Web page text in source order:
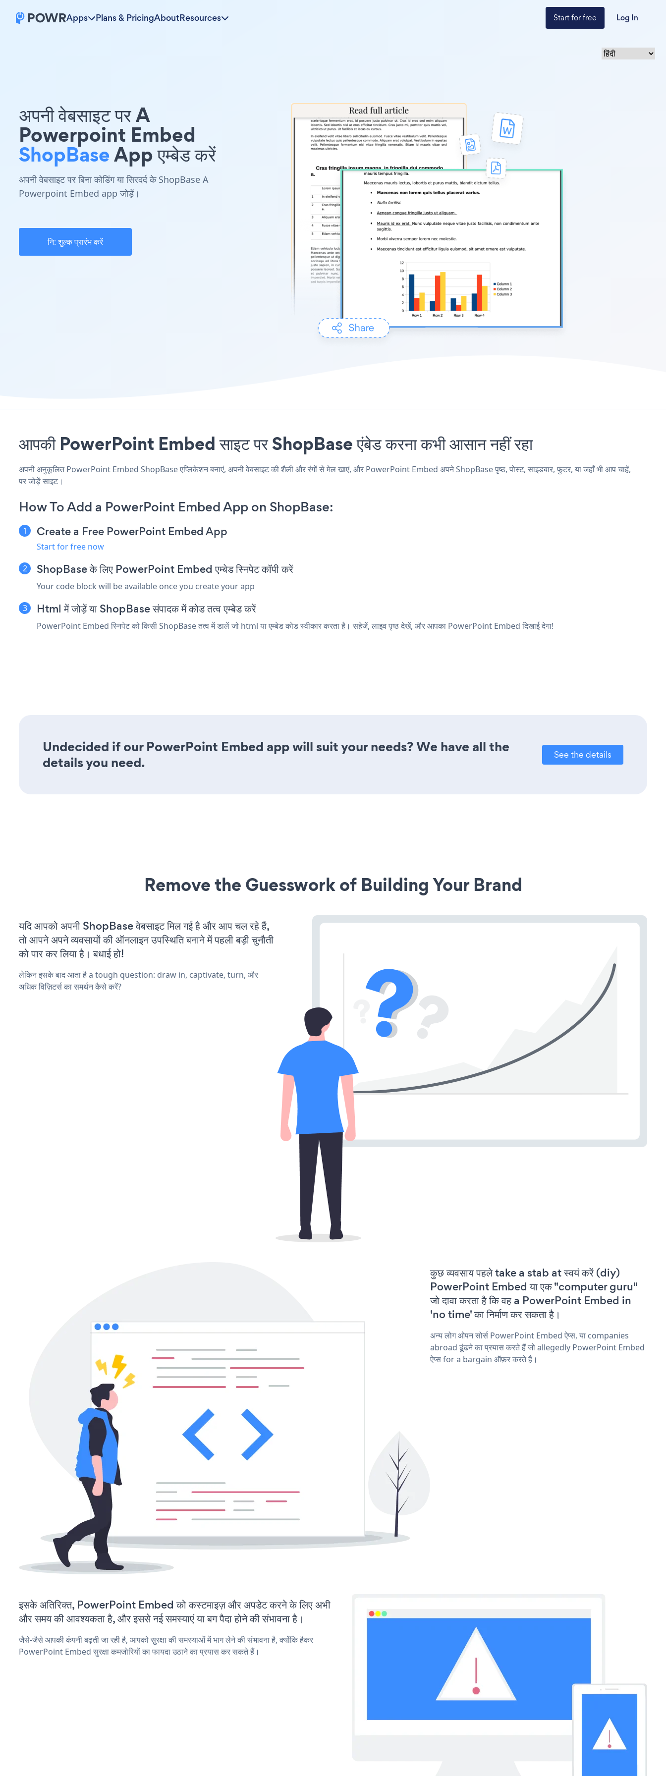
Apps Plans & PricingAboutResources Start for free Log In
अपनी वेबसाइट पर A
Powerpoint Embed
ShopBaseApp एम्बेड करें
अपनी वेबसाइट पर बिना कोडिंग या सिरदर्द के ShopBase A
Powerpoint Embed app जोड़ें।
नि: शुल्क प्रारंभ करें
आपकी PowerPoint Embed साइट पर ShopBase एंबेड करना कभी आसान नहीं रहा
अपनी अनुकूलित PowerPoint Embed ShopBase एप्लिकेशन बनाएं, अपनी वेबसाइट की शैली और रंगों से मेल खाएं, और PowerPoint Embed अपने ShopBase पृष्ठ, पोस्ट, साइडबार, फुटर, या जहाँ भी आप चाहें,
पर जोड़ें साइट।
How To Add a PowerPoint Embed App on ShopBase:
Create a Free PowerPoint Embed App
Start for free now
ShopBase के लिए PowerPoint Embed एम्बेड स्निपेट कॉपी करें
Your code block will be available once you create your app
Html में जोड़ें या ShopBase संपादक में कोड तत्व एम्बेड करें
PowerPoint Embed स्निपेट को किसी ShopBase तत्व में डालें जो html या एम्बेड कोड स्वीकार करता है। सहेजें, लाइव पृष्ठ देखें, और आपका PowerPoint Embed दिखाई देगा!
Undecided if our PowerPoint Embed app will suit your needs? We have all the
details you need.
See the details
Remove the Guesswork of Building Your Brand
यदि आपको अपनी ShopBase वेबसाइट मिल गई है और आप चल रहे हैं,
तो आपने अपने व्यवसायों की ऑनलाइन उपस्थिति बनाने में पहली बड़ी चुनौती
को पार कर लिया है। बधाई हो!
लेकिन इसके बाद आता है a tough question: draw in, captivate, turn, और
अधिक विज़िटर्स का समर्थन कैसे करें?
कुछ व्यवसाय पहले take a stab at स्वयं करें (diy)
PowerPoint Embed या एक "computer guru"
जो दावा करता है कि वह a PowerPoint Embed in
'no time' का निर्माण कर सकता है।
अन्य लोग ओपन सोर्स PowerPoint Embed ऐप्स, या companies
abroad ढूंढने का प्रयास करते हैं जो allegedly PowerPoint Embed
ऐप्स for a bargain ऑफ़र करते हैं।
इसके अतिरिक्त, PowerPoint Embed को कस्टमाइज़ और अपडेट करने के लिए अभी
और समय की आवश्यकता है, और इससे नई समस्याएं या बग पैदा होने की संभावना है।
जैसे-जैसे आपकी कंपनी बढ़ती जा रही है, आपको सुरक्षा की समस्याओं में भाग लेने की संभावना है, क्योंकि हैकर
PowerPoint Embed सुरक्षा कमजोरियों का फायदा उठाने का प्रयास कर सकते हैं।